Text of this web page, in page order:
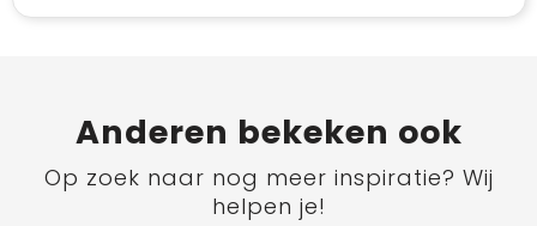
Anderen bekeken ook
Op zoek naar nog meer inspiratie? Wij
helpen je!